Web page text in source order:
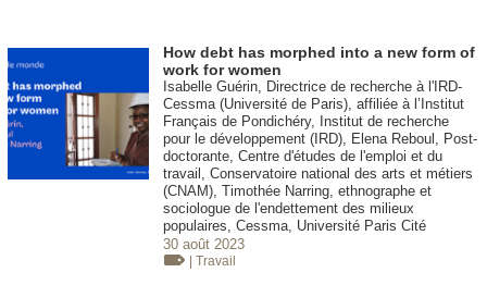
How debt has morphed into a new form of
work for women
Isabelle Guérin, Directrice de recherche à l'IRD-
Cessma (Université de Paris), affiliée à l’Institut
Français de Pondichéry, Institut de recherche
pour le développement (IRD), Elena Reboul, Post-
doctorante, Centre d'études de l'emploi et du
travail, Conservatoire national des arts et métiers
(CNAM), Timothée Narring, ethnographe et
sociologue de l'endettement des milieux
populaires, Cessma, Université Paris Cité
30 août 2023
| Travail